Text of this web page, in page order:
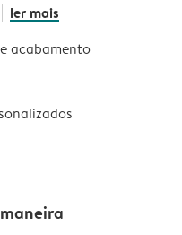
ler mais
acabamento